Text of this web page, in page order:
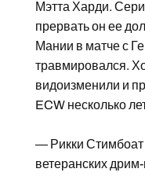
Мэтта Харди.
прервать он ее
Мании в матче с
травмировался.
видоизменили и
ECW несколько
— Рикки Стимбоат
ветеранских